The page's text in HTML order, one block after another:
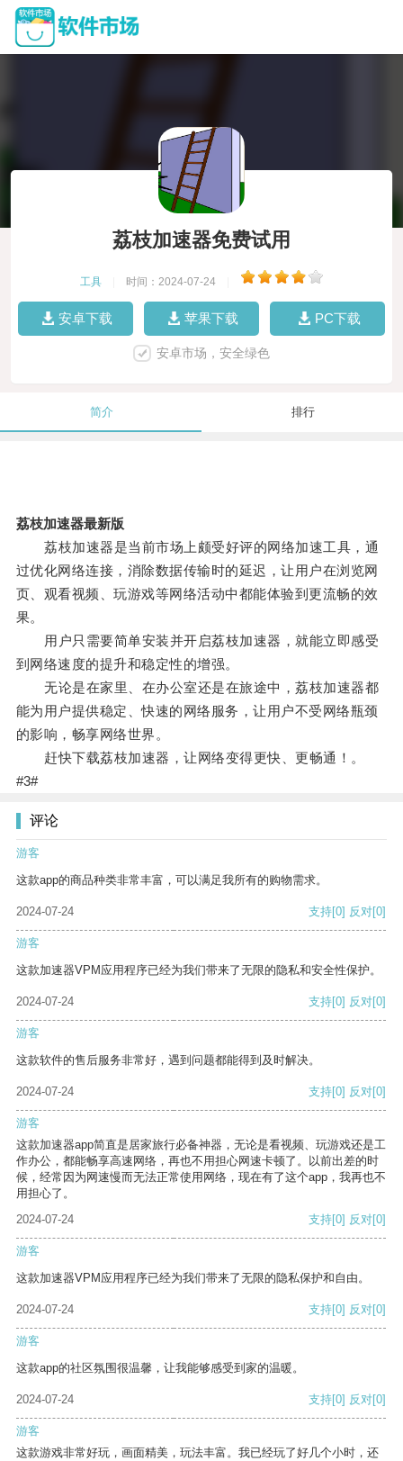
荔枝加速器免费试用
工具 时间：2024-07-24
安卓下载 苹果下载 PC下载
安卓市场，安全绿色
简介 排行
荔枝加速器最新版
荔枝加速器是当前市场上颇受好评的网络加速工具，通
过优化网络连接，消除数据传输时的延迟，让用户在浏览网
页、观看视频、玩游戏等网络活动中都能体验到更流畅的效
果。
用户只需要简单安装并开启荔枝加速器，就能立即感受
到网络速度的提升和稳定性的增强。
无论是在家里、在办公室还是在旅途中，荔枝加速器都
能为用户提供稳定、快速的网络服务，让用户不受网络瓶颈
的影响，畅享网络世界。
赶快下载荔枝加速器，让网络变得更快、更畅通！。
#3#
评论
游客
这款app的商品种类非常丰富，可以满足我所有的购物需求。
2024-07-24 支持[0] 反对[0]
游客
这款加速器VPM应用程序已经为我们带来了无限的隐私和安全性保护。
2024-07-24 支持[0] 反对[0]
游客
这款软件的售后服务非常好，遇到问题都能得到及时解决。
2024-07-24 支持[0] 反对[0]
游客
这款加速器app简直是居家旅行必备神器，无论是看视频、玩游戏还是工
作办公，都能畅享高速网络，再也不用担心网速卡顿了。以前出差的时
候，经常因为网速慢而无法正常使用网络，现在有了这个app，我再也不
用担心了。
2024-07-24
支持[0] 反对[0]
游客
这款加速器VPM应用程序已经为我们带来了无限的隐私保护和自由。
2024-07-24 支持[0] 反对[0]
游客
这款app的社区氛围很温馨，让我能够感受到家的温暖。
2024-07-24 支持[0] 反对[0]
游客
这款游戏非常好玩，画面精美，玩法丰富。我已经玩了好几个小时，还